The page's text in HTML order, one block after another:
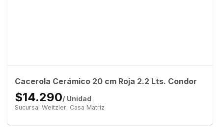
Cacerola Cerámico 20 cm Roja 2.2 Lts. Condor
$14.290/ Unidad
Sucursal Weitzler: Casa Matriz